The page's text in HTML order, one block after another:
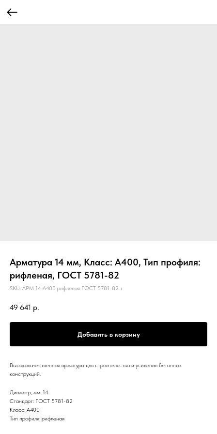
Арматура 14 мм, Класс: А400, Тип профиля:
рифленая, ГОСТ 5781-82
SKU: АРМ 14 А400 рифленая ГОСТ 5781-82 т
49 641 р.
Добавить в корзину
Высококачественная арматура для строительства и усиления бетонных
конструкций.
Диаметр, мм: 14
Стандарт: ГОСТ 5781-82
Класс: А400
Тип профиля: рифленая